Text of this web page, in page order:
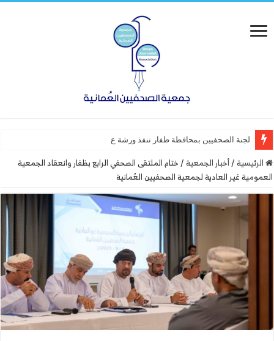
لجنة الصحفيين بمحافظة ظفار تنفذ ورشة عمل “أساسيات التص
الرئيسية /أخبار الجمعية /ختام الملتقى الصحفي الرابع بظفار وانعقاد الجمعية
العمومية غير العادية لجمعية الصحفيين العُمانية